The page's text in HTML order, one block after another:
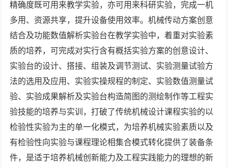
精确度既可用来教学实验，亦可用来科研实验，完成一机
多用、资源共享，提升设备使用效率。机械传动方案创意
结合及功能数值解析实验台在教学实验中，着重对实验素
质的培养，可完成对实行含有概括实验方案的创意设计、
实验台的设计、搭接、组装及调节测试、实验测量试验方
法的选用及应用、实验实操规程的制定、实验数值测量试
验、实验成果解析及实验台构造简图的测绘制作等工程实
验技能的培养与实训，打破了传统机械设计课程实验的以
检验性实验为主的单一化模式，为培养机械实验素质以及
有检验性向实验与课程理论相集合模式转化提供了装备条
件，是适于培养机械创新能力及工程实践能力的理想的新